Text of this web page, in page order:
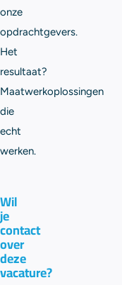
onze
opdrachtgevers.
Het
resultaat?
Maatwerkoplossingen
die
echt
werken.
Wil
je
contact
over
deze
vacature?